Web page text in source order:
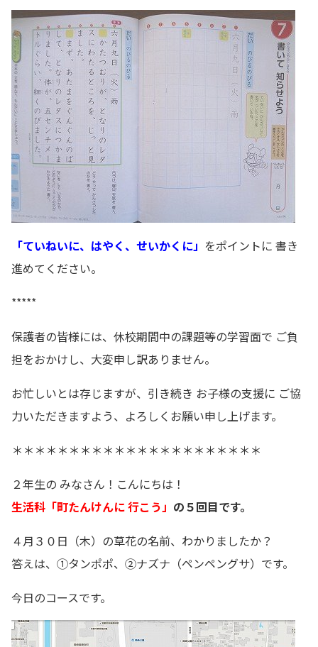
「ていねいに、はやく、せいかくに」 をポイントに 書き
進めてください。
*****
保護者の皆様には、休校期間中の課題等の学習面で ご負
担をおかけし、大変申し訳ありません。
お忙しいとは存じますが、引き続き お子様の支援に ご協
力いただきますよう、よろしくお願い申し上げます。
＊＊＊＊＊＊＊＊＊＊＊＊＊＊＊＊＊＊＊＊＊＊
２年生の みなさん！こんにちは！
生活科「町たんけんに 行こう」 の５回目です。
４月３０日（木）の草花の名前、わかりましたか？
答えは、①タンポポ、②ナズナ（ペンペングサ）です。
今日のコースです。